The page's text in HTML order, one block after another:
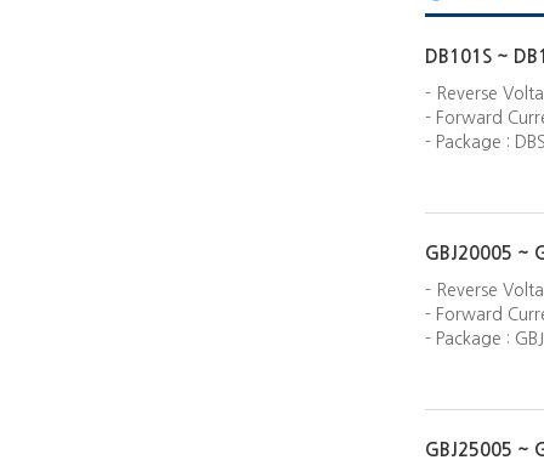
DB101S ~
- Reverse
- Forward
- Package :
GBJ20005 ~
- Reverse
- Forward
- Package : GBJ
GBJ25005 ~